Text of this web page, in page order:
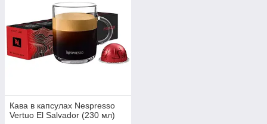
Кава в капсулах Nespresso
Vertuo El Salvador (230 мл)